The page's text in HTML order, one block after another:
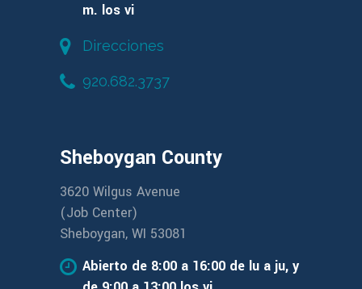
m. los vi
Direcciones
920.682.3737
Sheboygan County
3620 Wilgus Avenue
(Job Center)
Sheboygan, WI 53081
Abierto de 8:00 a 16:00 de lu a ju, y